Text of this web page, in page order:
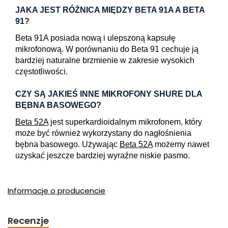
JAKA JEST RÓŻNICA MIĘDZY BETA 91A A BETA
91?
Beta 91A posiada nową i ulepszoną kapsułę
mikrofonową. W porównaniu do Beta 91 cechuje ją
bardziej naturalne brzmienie w zakresie wysokich
częstotliwości.
CZY SĄ JAKIEŚ INNE MIKROFONY SHURE DLA
BĘBNA BASOWEGO?
Beta 52Ajest superkardioidalnym mikrofonem, który
może być również wykorzystany do nagłośnienia
bębna basowego. Używając Beta 52Amożemy nawet
uzyskać jeszcze bardziej wyraźne niskie pasmo.
Informacje o producencie
Recenzje